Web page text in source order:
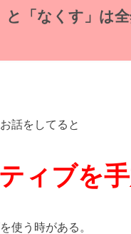
と「なくす」は
話をしてると
ィブを手
使う時がある。